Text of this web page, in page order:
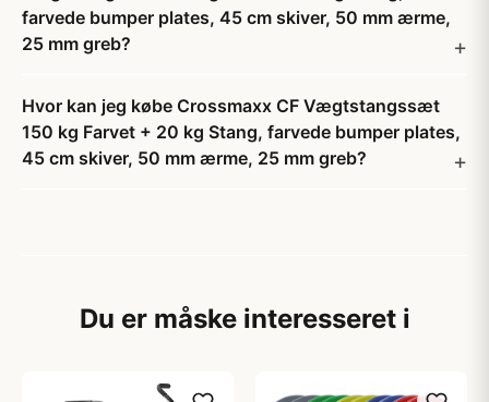
farvede bumper plates, 45 cm skiver, 50 mm ærme,
25 mm greb?
Hvor kan jeg købe Crossmaxx CF Vægtstangssæt
150 kg Farvet + 20 kg Stang, farvede bumper plates,
45 cm skiver, 50 mm ærme, 25 mm greb?
Du er måske interesseret i